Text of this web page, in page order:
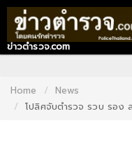
HOME
CONTACT
US
ข่าวตำรวจ.com
Home
News
โปลิศจับตำรวจ รวบ รอง